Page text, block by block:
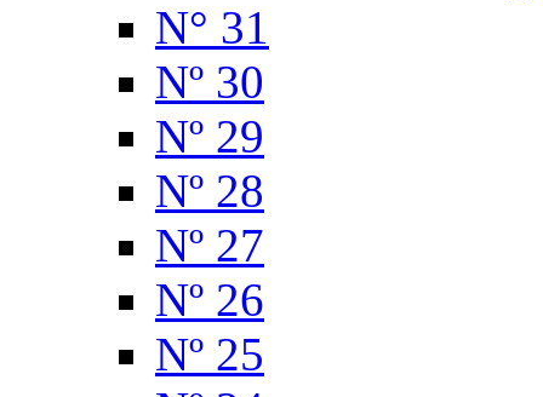
N° 31
Nº 30
Nº 29
Nº 28
Nº 27
Nº 26
Nº 25